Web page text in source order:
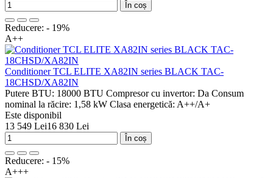
În coș
Reducere: - 19%
A++
Conditioner TCL ELITE XA82IN series BLACK TAC-
18CHSD/XA82IN
Putere BTU: 18000 BTU Compresor cu invertor: Da Consum
nominal la răcire: 1,58 kW Clasa energetică: A++/A+
Este disponibil
13 549 Lei16 830 Lei
În coș
Reducere: - 15%
A+++